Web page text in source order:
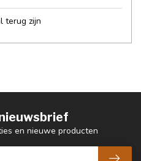
terug zijn
en nieuwe producten